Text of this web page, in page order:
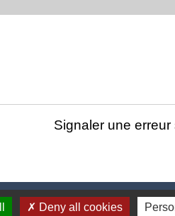
Signaler une
Deny all cookies